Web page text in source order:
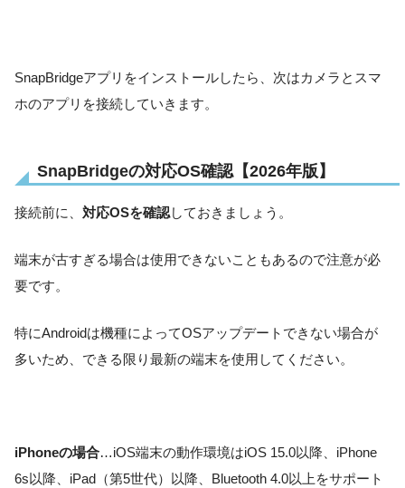
SnapBridgeアプリをインストールしたら、次はカメラとスマ
ホのアプリを接続していきます。
SnapBridgeの対応OS確認【2026年版】
接続前に、 対応OSを確認しておきましょう。
端末が古すぎる場合は使用できないこともあるので注意が必
要です。
特にAndroidは機種によってOSアップデートできない場合が
多いため、できる限り最新の端末を使用してください。
iPhoneの場合…iOS端末の動作環境はiOS 15.0以降、iPhone
6s以降、iPad（第5世代）以降、Bluetooth 4.0以上をサポート